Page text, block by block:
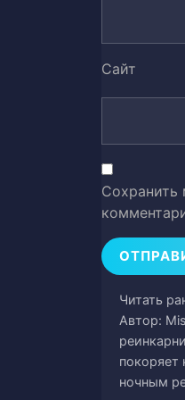
27
30
31
33
Сайт
Сохранить
Читать
Автор:
покоряет
ночным